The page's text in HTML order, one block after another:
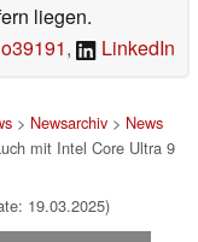
liegen.
, LinkedIn
> Newsarchiv> News
mit Intel Core Ultra 9
19.03.2025)